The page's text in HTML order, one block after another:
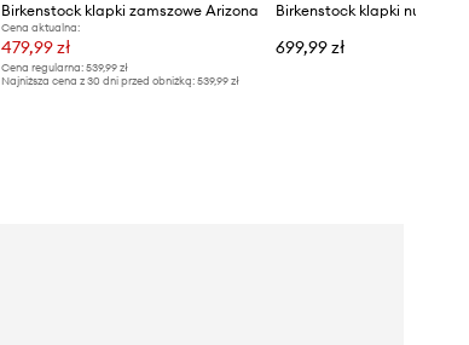
Birkenstock klapki zamszowe Arizona
Cena aktualna:
479,99 zł
Cena regularna:539,99 zł
Najniższa cena z 30 dni przed obniżką:539,99 zł
699,99 zł